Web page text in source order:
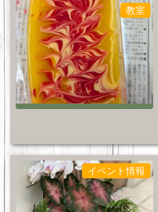
教室
イベント情報